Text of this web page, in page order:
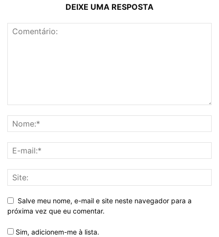
DEIXE UMA RESPOSTA
Salve meu nome, e-mail e site neste navegador para a
próxima vez que eu comentar.
Sim, adicionem-me à lista.